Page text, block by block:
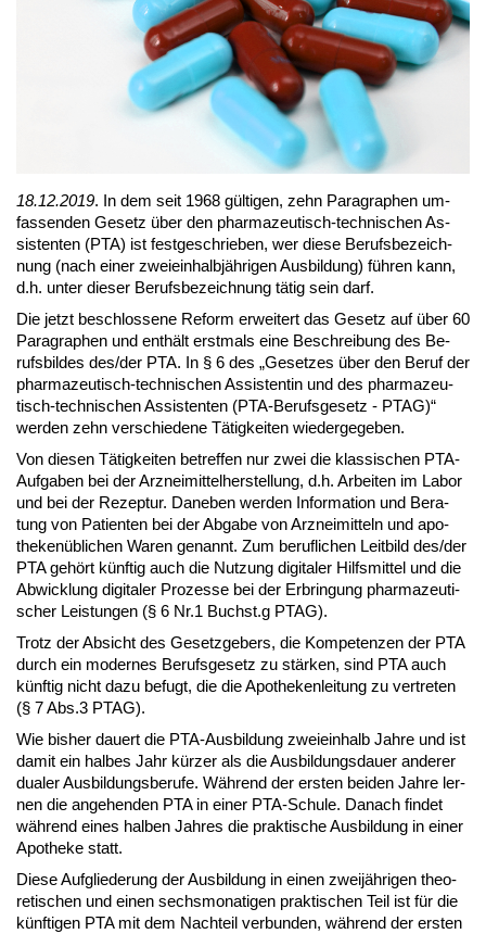
18.12.2019. In dem seit 1968 gül­ti­gen, zehn Pa­ra­gra­phen um­
fas­sen­den Ge­setz über den phar­ma­zeu­tisch-tech­ni­schen As­
sis­ten­ten (PTA) ist fest­ge­schrie­ben, wer die­se Be­rufs­be­zeich­
nung (nach ei­ner zwei­ein­halb­jäh­ri­gen Aus­bil­dung) füh­ren kann,
d.h. un­ter die­ser Be­rufs­be­zeich­nung tä­tig sein darf.
Die jetzt be­schlos­se­ne Re­form er­wei­tert das Ge­setz auf über 60
Pa­ra­gra­phen und ent­hält erst­mals ei­ne Be­schrei­bung des Be­
rufs­bil­des des/der PTA. In § 6 des „Ge­set­zes über den Be­ruf der
phar­ma­zeu­tisch-tech­ni­schen As­sis­ten­tin und des phar­ma­zeu­
tisch-tech­ni­schen As­sis­ten­ten (PTA-Be­rufs­ge­setz - PTAG)“
wer­den zehn ver­schie­de­ne Tä­tig­kei­ten wie­der­ge­ge­ben.
Von die­sen Tä­tig­kei­ten be­tref­fen nur zwei die klas­si­schen PTA-
Auf­ga­ben bei der Arz­nei­mit­tel­her­stel­lung, d.h. Ar­bei­ten im La­bor
und bei der Re­zep­tur. Da­ne­ben wer­den In­for­ma­ti­on und Be­ra­
tung von Pa­ti­en­ten bei der Ab­ga­be von Arz­nei­mit­teln und apo­
the­ken­üb­li­chen Wa­ren ge­nannt. Zum be­ruf­li­chen Leit­bild des/der
PTA ge­hört künf­tig auch die Nut­zung di­gi­ta­ler Hilfs­mit­tel und die
Ab­wick­lung di­gi­ta­ler Pro­zes­se bei der Er­brin­gung phar­ma­zeu­ti­
scher Leis­tun­gen (§ 6 Nr.1 Buchst.g PTAG).
Trotz der Ab­sicht des Ge­setz­ge­bers, die Kom­pe­ten­zen der PTA
durch ein mo­der­nes Be­rufs­ge­setz zu stär­ken, sind PTA auch
künf­tig nicht da­zu be­fugt, die die Apo­the­ken­lei­tung zu ver­tre­ten
(§ 7 Abs.3 PTAG).
Wie bis­her dau­ert die PTA-Aus­bil­dung zwei­ein­halb Jah­re und ist
da­mit ein hal­bes Jahr kür­zer als die Aus­bil­dungs­dau­er an­de­rer
dua­ler Aus­bil­dungs­be­ru­fe. Wäh­rend der ers­ten bei­den Jah­re ler­
nen die an­ge­hen­den PTA in ei­ner PTA-Schu­le. Da­nach fin­det
wäh­rend ei­nes hal­ben Jah­res die prak­ti­sche Aus­bil­dung in ei­ner
Apo­the­ke statt.
Die­se Auf­glie­de­rung der Aus­bil­dung in ei­nen zwei­jäh­ri­gen theo­
re­ti­schen und ei­nen sechs­mo­na­ti­gen prak­ti­schen Teil ist für die
künf­ti­gen PTA mit dem Nach­teil ver­bun­den, wäh­rend der ers­ten